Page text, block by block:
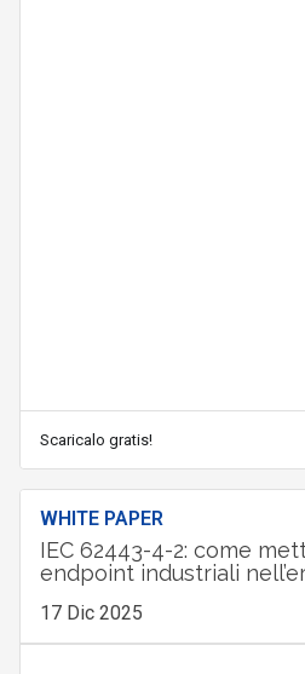
Scaricalo gratis!
WHITE PAPER
IEC 62443-4-2: come
endpoint industriali
17 Dic 2025